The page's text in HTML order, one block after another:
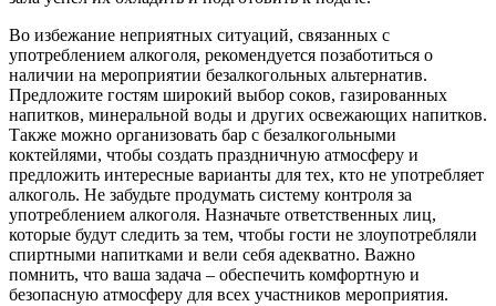
Во избежание неприятных ситуаций, связанных с
употреблением алкоголя, рекомендуется позаботиться о
наличии на мероприятии безалкогольных альтернатив.
Предложите гостям широкий выбор соков, газированных
напитков, минеральной воды и других освежающих напитков.
Также можно организовать бар с безалкогольными
коктейлями, чтобы создать праздничную атмосферу и
предложить интересные варианты для тех, кто не употребляет
алкоголь. Не забудьте продумать систему контроля за
употреблением алкоголя. Назначьте ответственных лиц,
которые будут следить за тем, чтобы гости не злоупотребляли
спиртными напитками и вели себя адекватно. Важно
помнить, что ваша задача – обеспечить комфортную и
безопасную атмосферу для всех участников мероприятия.